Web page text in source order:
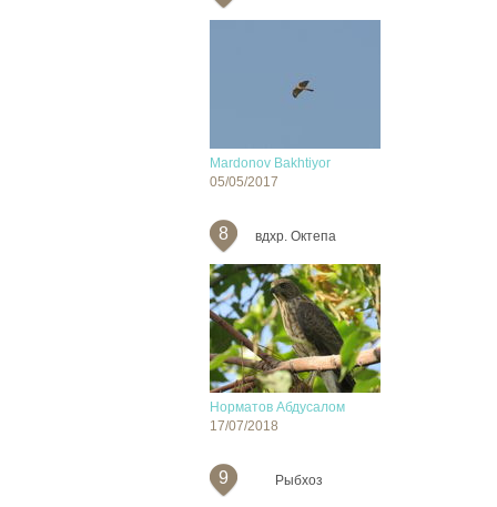
Mardonov Bakhtiyor
05/05/2017
8 вдхр. Октепа
Норматов Абдусалом
17/07/2018
9 Рыбхоз